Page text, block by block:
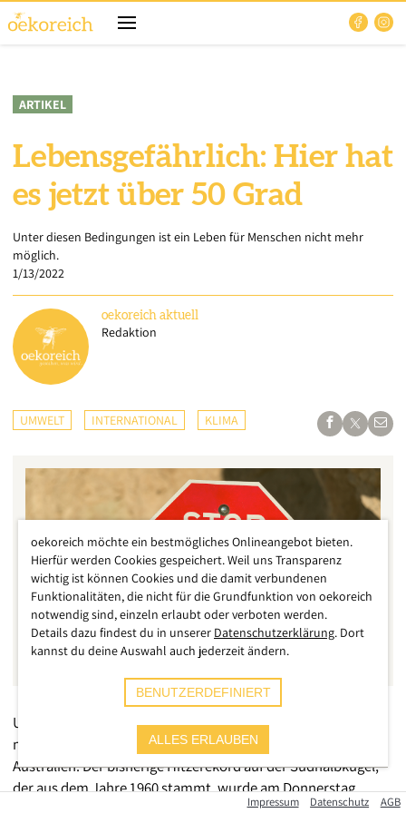
ARTIKEL
Lebensgefährlich: Hier hat
es jetzt über 50 Grad
Unter diesen Bedingungen ist ein Leben für Menschen nicht mehr
möglich.
1/13/2022
oekoreich aktuell
Redaktion
UMWELT INTERNATIONAL KLIMA
Unter diesen Bedingungen ist ein Leben für Menschen nicht
mehr möglich: Über 50 Grad hat es jetzt in Teilen von
Australien. Der bisherige Hitzerekord auf der Südhalbkugel,
der aus dem Jahre 1960 stammt, wurde am Donnerstag
überschritten. Exakt 50,7 Grad Celsius wurden in der
Impressum Datenschutz AGB
oekoreich möchte ein bestmögliches Onlineangebot bieten.
Hierfür werden Cookies gespeichert. Weil uns Transparenz
wichtig ist können Cookies und die damit verbundenen
Funktionalitäten, die nicht für die Grundfunktion von oekoreich
notwendig sind, einzeln erlaubt oder verboten werden.
Details dazu findest du in unserer Datenschutzerklärung. Dort
kannst du deine Auswahl auch jederzeit ändern.
BENUTZERDEFINIERT
ALLES ERLAUBEN